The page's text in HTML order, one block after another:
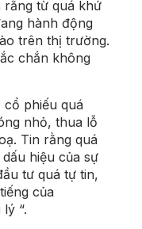
rằng từ quá khứ
hành động
trên thị trường.
chắn không
phiếu quá
nhỏ, thua lỗ
Tin rằng quá
hiệu của sự
tư quá tự tin,
của
“.